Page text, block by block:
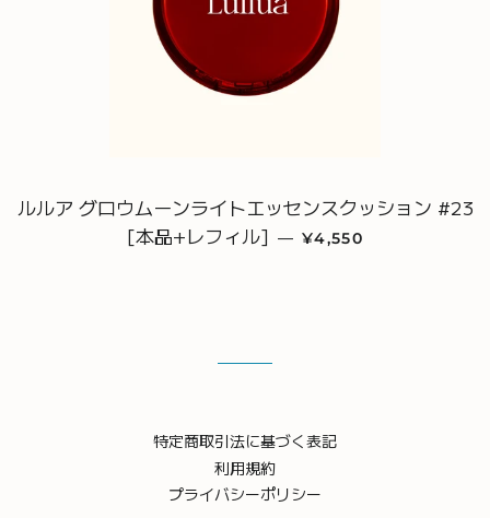
ルルア グロウムーンライトエッセンスクッション #23
[本品+レフィル] — 販売価格
¥4,550
特定商取引法に基づく表記
利用規約
プライバシーポリシー